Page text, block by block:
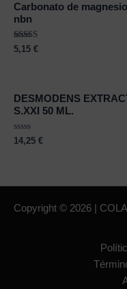
Carbonato de magnesio
nbn
Rated
5.00
5,15 €
DESMODENS
S.XXI 50 ML.
Rated
0
14,25 €
Copyright © 2026 |